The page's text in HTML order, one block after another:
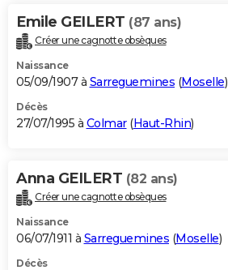
Emile GEILERT (87 ans)
Créer une cagnotte obsèques
Naissance
05/09/1907 à Sarreguemines (Moselle)
Décès
27/07/1995 à Colmar(Haut-Rhin)
Anna GEILERT (82 ans)
Créer une cagnotte obsèques
Naissance
06/07/1911 à Sarreguemines (Moselle)
Décès